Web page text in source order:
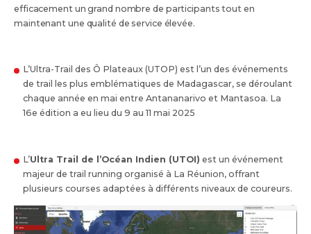
efficacement un grand nombre de participants tout en
maintenant une qualité de service élevée.
L’Ultra-Trail des Ô Plateaux (UTOP) est l’un des événements
de trail les plus emblématiques de Madagascar, se déroulant
chaque année en mai entre Antananarivo et Mantasoa. La
16e édition a eu lieu du 9 au 11 mai 2025
L’Ultra Trail de l’Océan Indien (UTOI) est un événement
majeur de trail running organisé à La Réunion, offrant
plusieurs courses adaptées à différents niveaux de coureurs.